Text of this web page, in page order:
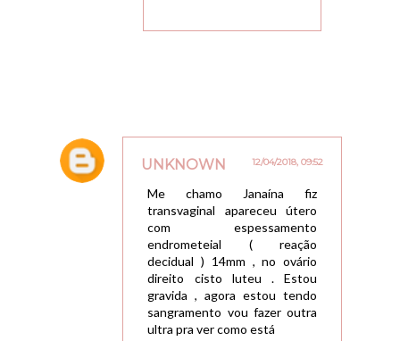
UNKNOWN 12/04/2018, 09:52
Me chamo Janaína fiz
transvaginal apareceu útero
com espessamento
endrometeial ( reação
decidual ) 14mm , no ovário
direito cisto luteu . Estou
gravida , agora estou tendo
sangramento vou fazer outra
ultra pra ver como está